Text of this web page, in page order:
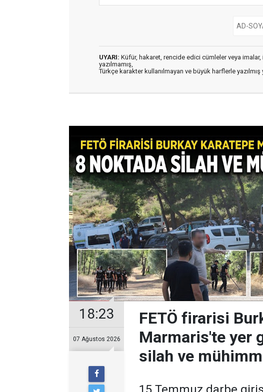
UYARI: Küfür, hakaret, rencide edici cümleler veya imalar,
yazılmamış,
Türkçe karakter kullanılmayan ve büyük harflerle
18:23
07 Ağustos 2026
FETÖ firarisi
Marmaris'te yer
silah ve